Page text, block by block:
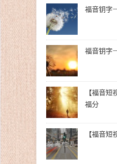
福音钥字
福音钥字
【福音短
福分
【福音短